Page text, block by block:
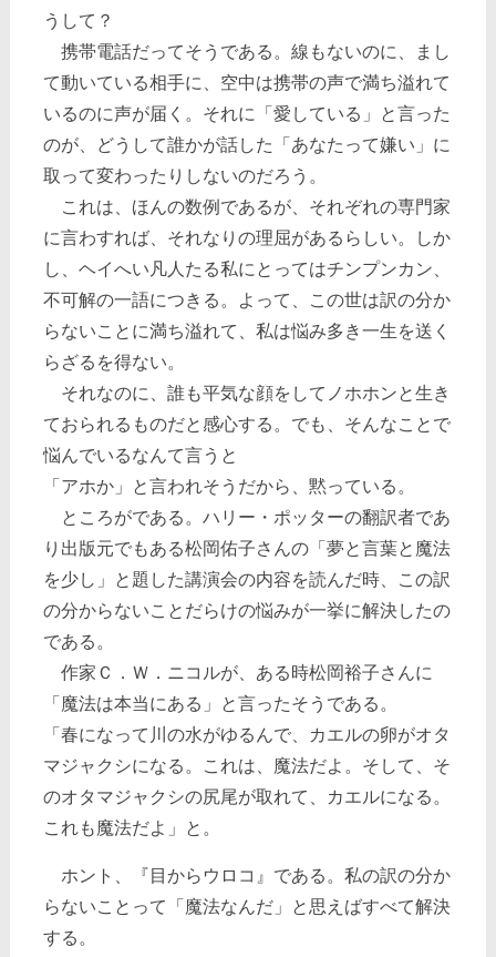
うして？
携帯電話だってそうである。線もないのに、まし
て動いている相手に、空中は携帯の声で満ち溢れて
いるのに声が届く。それに「愛している」と言った
のが、どうして誰かが話した「あなたって嫌い」に
取って変わったりしないのだろう。
これは、ほんの数例であるが、それぞれの専門家
に言わすれば、それなりの理屈があるらしい。しか
し、ヘイへい凡人たる私にとってはチンプンカン、
不可解の一語につきる。よって、この世は訳の分か
らないことに満ち溢れて、私は悩み多き一生を送く
らざるを得ない。
それなのに、誰も平気な顔をしてノホホンと生き
ておられるものだと感心する。でも、そんなことで
悩んでいるなんて言うと
「アホか」と言われそうだから、黙っている。
ところがである。ハリー・ポッターの翻訳者であ
り出版元でもある松岡佑子さんの「夢と言葉と魔法
を少し」と題した講演会の内容を読んだ時、この訳
の分からないことだらけの悩みが一挙に解決したの
である。
作家Ｃ．Ｗ．ニコルが、ある時松岡裕子さんに
「魔法は本当にある」と言ったそうである。
「春になって川の水がゆるんで、カエルの卵がオタ
マジャクシになる。これは、魔法だよ。そして、そ
のオタマジャクシの尻尾が取れて、カエルになる。
これも魔法だよ」と。
ホント、『目からウロコ』である。私の訳の分か
らないことって「魔法なんだ」と思えばすべて解決
する。